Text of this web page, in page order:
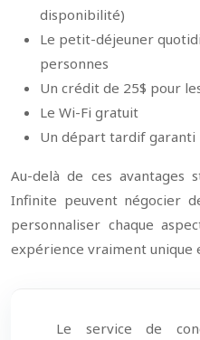
disponibilité)
Le petit-déjeuner
personnes
Un crédit de 25$ pour
Le Wi-Fi gratuit
Un départ tardif garanti
Au-delà de ces avantages
Infinite peuvent négocier
personnaliser chaque
expérience vraiment unique
Le service de